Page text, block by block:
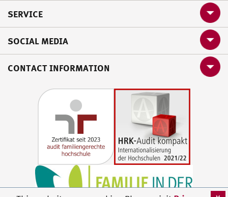
SERVICE
SOCIAL MEDIA
CONTACT INFORMATION